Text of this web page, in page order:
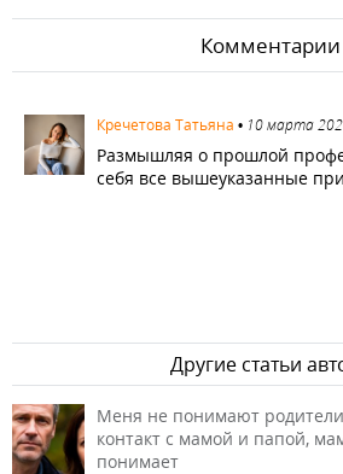
Комментарии
2058 Кречетова Татьяна • 10 марта
Размышляя о прошлой
себя все вышеуказанные
Другие статьи
Меня не понимают
контакт с мамой и папой,
понимает